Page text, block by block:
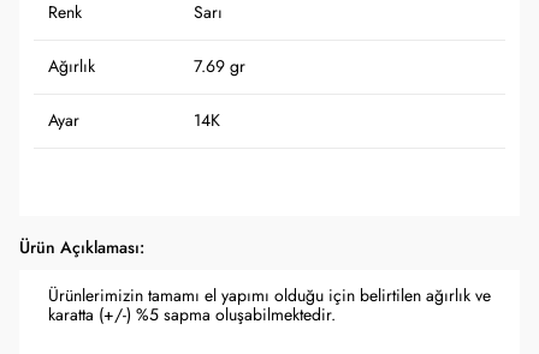
Renk Sarı
Ağırlık 7.69 gr
Ayar 14K
Ürün Açıklaması:
Ürünlerimizin tamamı el yapımı olduğu için belirtilen ağırlık ve
karatta (+/-) %5 sapma oluşabilmektedir.